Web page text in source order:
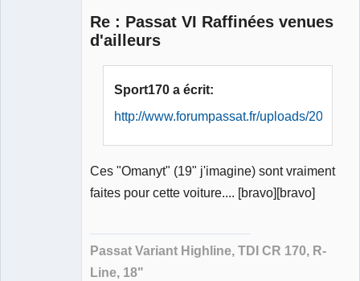
Re : Passat VI Raffinées venues
d'ailleurs
Sport170 a écrit:
http://www.forumpassat.fr/uploads/
Ces "Omanyt" (19" j'imagine) sont vraiment
faites pour cette voiture.... [bravo][bravo]
Passat Variant Highline, TDI CR 170, R-
Line, 18"